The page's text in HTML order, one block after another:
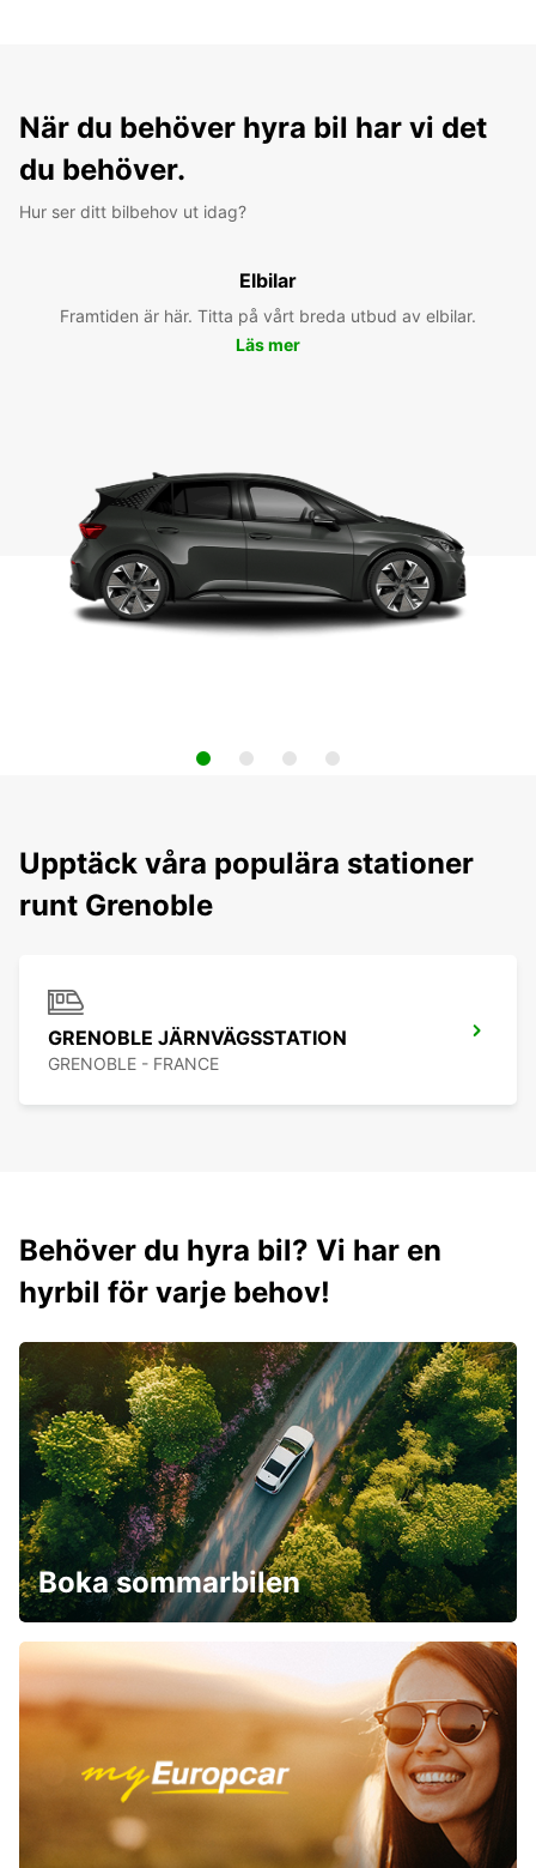
När du behöver hyra bil har vi det
du behöver.
Hur ser ditt bilbehov ut idag?
Elbilar
Framtiden är här. Titta på vårt breda utbud av elbilar.
Läs mer
Upptäck våra populära stationer
runt Grenoble
GRENOBLE JÄRNVÄGSSTATION
GRENOBLE - FRANCE
Behöver du hyra bil? Vi har en
hyrbil för varje behov!
Boka sommarbilen